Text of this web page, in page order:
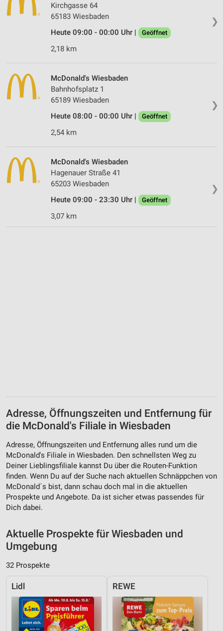
❯
Kirchgasse 64
65183 Wiesbaden
Heute 09:00 - 00:00 Uhr |
Geöffnet
2,18 km
❯
McDonald's Wiesbaden
Bahnhofsplatz 1
65189 Wiesbaden
Heute 08:00 - 00:00 Uhr |
Geöffnet
2,54 km
❯
McDonald's Wiesbaden
Hagenauer Straße 41
65203 Wiesbaden
Heute 09:00 - 23:30 Uhr |
Geöffnet
3,07 km
Adresse, Öffnungszeiten und Entfernung für
die McDonald's Filiale in Wiesbaden
Adresse, Öffnungszeiten und Entfernung alles rund um die
McDonald's Filiale in Wiesbaden. Den schnellsten Weg zu
Deiner Lieblingsfiliale kannst Du über die Routen-Funktion
finden. Wenn Du auf der Suche nach aktuellen Schnäppchen von
McDonald´s bist, dann schau doch mal in die aktuellen
Prospekte und Angebote. Da ist sicher etwas passendes für
Dich dabei.
Aktuelle Prospekte für Wiesbaden und
Umgebung
32 Prospekte
Lidl REWE